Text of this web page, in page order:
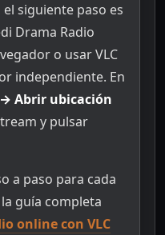
siguiente paso es
Drama Radio
o usar VLC
independiente. En
Abrir ubicación
y pulsar
a paso para cada
guía completa
online con VLC